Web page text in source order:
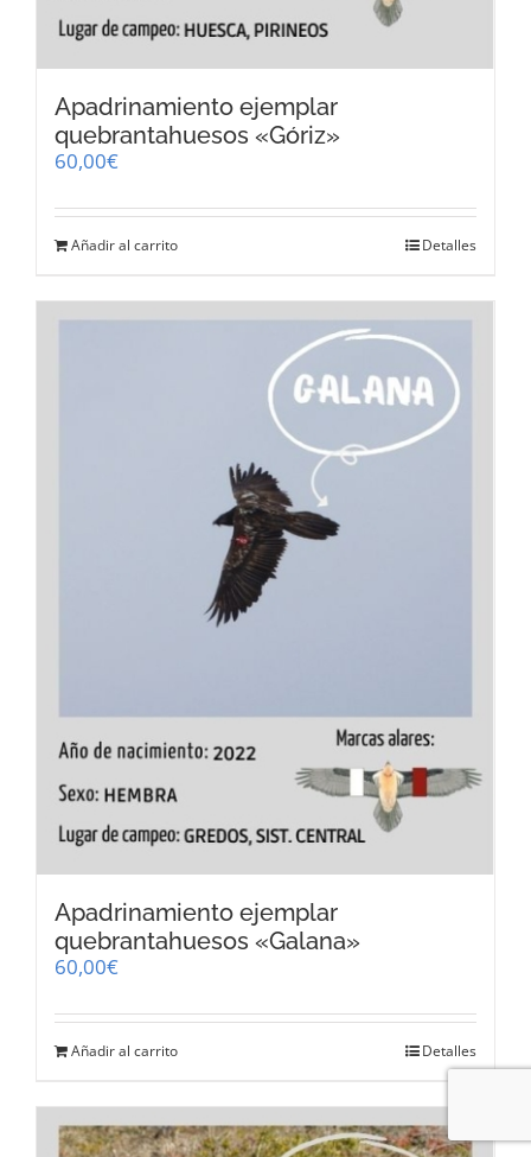
Apadrinamiento ejemplar
quebrantahuesos «Góriz»
60,00€
Añadir al carrito Detalles
Apadrinamiento ejemplar
quebrantahuesos «Galana»
60,00€
Añadir al carrito Detalles